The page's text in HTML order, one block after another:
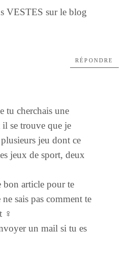
VESTES sur le blog
tu cherchais une
il se trouve que je
jeu dont ce
jeux de sport, deux
bon article pour te
sais pas comment te
‍♀️
un mail si tu es
RÉPONDRE